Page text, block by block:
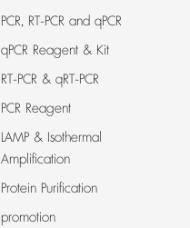
PCR, RT-PCR and qPCR
qPCR Reagent & Kit
RT-PCR & qRT-PCR
PCR Reagent
LAMP & Isothermal
Amplification
Protein Purification
promotion